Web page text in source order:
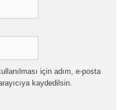
için adım, e-posta
kaydedilsin.